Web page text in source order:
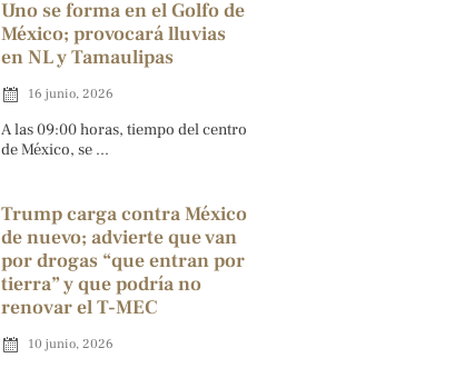
Uno se forma en el Golfo de
México; provocará lluvias
en NL y Tamaulipas
16 junio, 2026
A las 09:00 horas, tiempo del centro
de México, se ...
Trump carga contra México
de nuevo; advierte que van
por drogas “que entran por
tierra” y que podría no
renovar el T-MEC
10 junio, 2026